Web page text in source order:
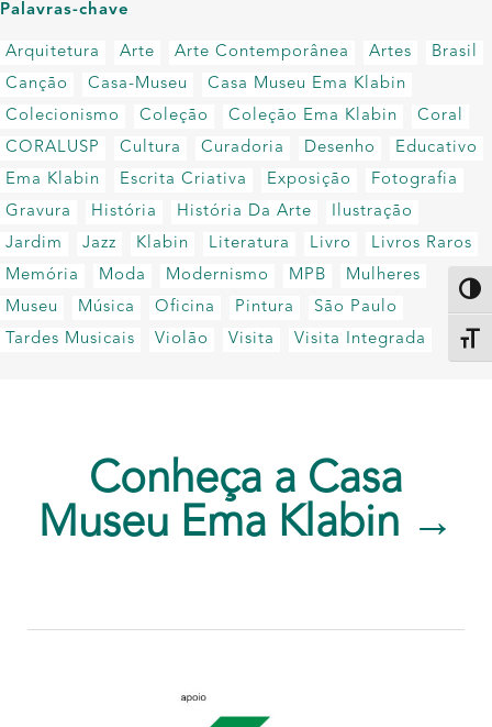
Palavras-chave
Arquitetura Arte Arte Contemporânea Artes
Brasil
Canção
Casa-Museu
Casa Museu Ema Klabin
Colecionismo
Coleção Coleção Ema Klabin
Coral
CORALUSP
Cultura Curadoria Desenho
Educativo
Ema Klabin
Escrita Criativa Exposição
Fotografia
Gravura
História História Da Arte
Ilustração
Jardim
Jazz Klabin Literatura Livro
Livros Raros
Memória
Moda Modernismo MPB
Mulheres
Museu
Música Oficina Pintura
São Paulo
Tardes Musicais
Violão Visita Visita Integrada
Conheça a Casa
Museu Ema Klabin →